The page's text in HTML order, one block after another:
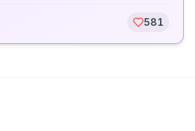
581